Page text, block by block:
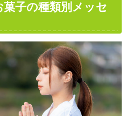
子の種類別メッセ